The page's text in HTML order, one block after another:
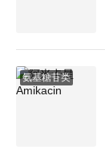
氨基糖苷类